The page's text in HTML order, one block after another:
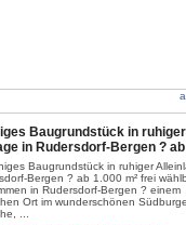
Baugrundstück in ruhiger
in Rudersdorf-Bergen ? ab
Baugrundstück in ruhiger
Bergen ? ab 1.000 m² frei
in Rudersdorf-Bergen ? einem
Ort im wunderschönen
...